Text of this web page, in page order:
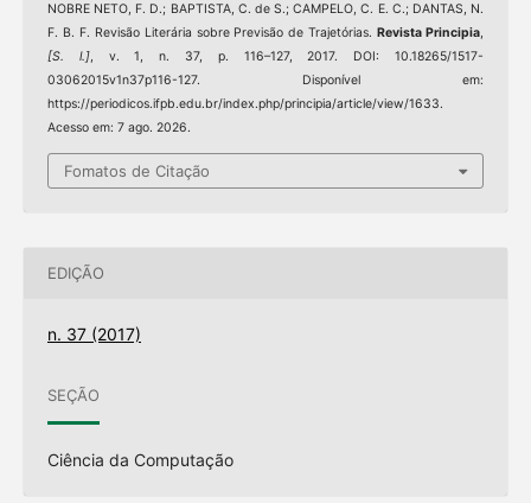
NOBRE NETO, F. D.; BAPTISTA, C. de S.; CAMPELO, C. E. C.; DANTAS, N.
F. B. F. Revisão Literária sobre Previsão de Trajetórias.Revista Principia,
[S. l.], v. 1, n. 37, p. 116–127, 2017. DOI: 10.18265/1517-
03062015v1n37p116-127. Disponível em:
https://periodicos.ifpb.edu.br/index.php/principia/article/view/1633.
Acesso em: 7 ago. 2026.
Fomatos de Citação
EDIÇÃO
n. 37 (2017)
SEÇÃO
Ciência da Computação